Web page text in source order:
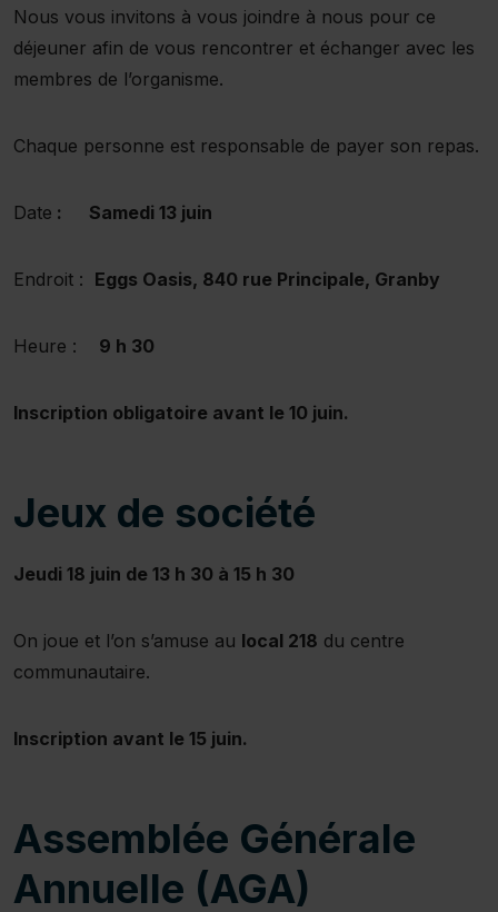
Nous vous invitons à vous joindre à nous pour ce
déjeuner afin de vous rencontrer et échanger avec les
membres de l’organisme.
Chaque personne est responsable de payer son repas.
Date : Samedi 13 juin
Endroit : Eggs Oasis, 840 rue Principale, Granby
Heure : 9 h 30
Inscription obligatoire avant le 10 juin.
Jeux de société
Jeudi 18 juin de 13 h 30 à 15 h 30
On joue et l’on s’amuse au local 218 du centre
communautaire.
Inscription avant le 15 juin.
Assemblée Générale
Annuelle (AGA)